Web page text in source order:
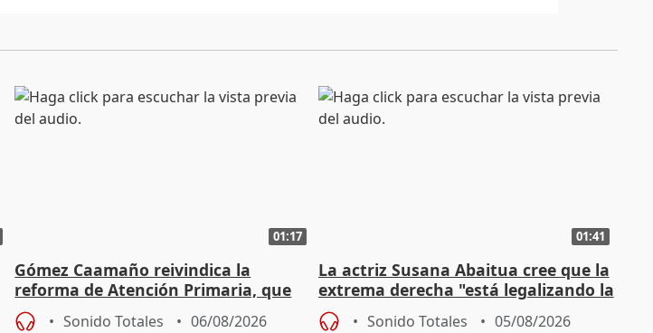
01:17
Gómez Caamaño reivindica la
reforma de Atención Primaria, que
reforzará la autogestión
Sonido Totales 06/08/2026
01:41
La actriz Susana Abaitua cree que la
extrema derecha "está legalizando la
homofobia"
Sonido Totales 05/08/2026